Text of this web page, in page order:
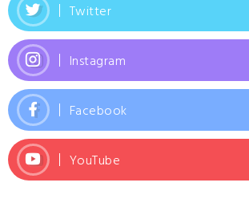
Twitter
Instagram
Facebook
YouTube